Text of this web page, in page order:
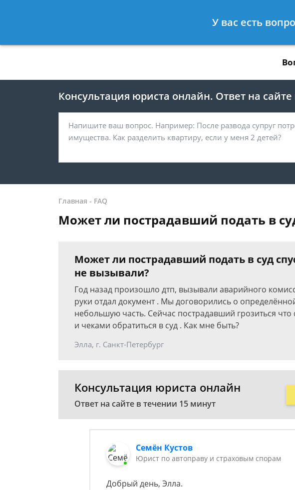
8 812 467-39-37
Консультация юриста онлайн. Ответ на
Главная - FAQ
Может ли пострадавший подать в
Может ли пострадавший подать в суд
не вызывали?
Год назад произошло дтп, вызывали аварийного
руки отдал документ . Мы договорились о
небольшую часть. Сейчас пострадавший грозиться что
и чеками обратиться в суд . Как мне быть?
Элла, г. Санкт-Петербург
Консультация юриста онлайн
Ответ на сайте в течении 15 минут
Семён Кустов
Юрист по автоправу и страховым спорам
Добрый день, Элла.
У вас есть